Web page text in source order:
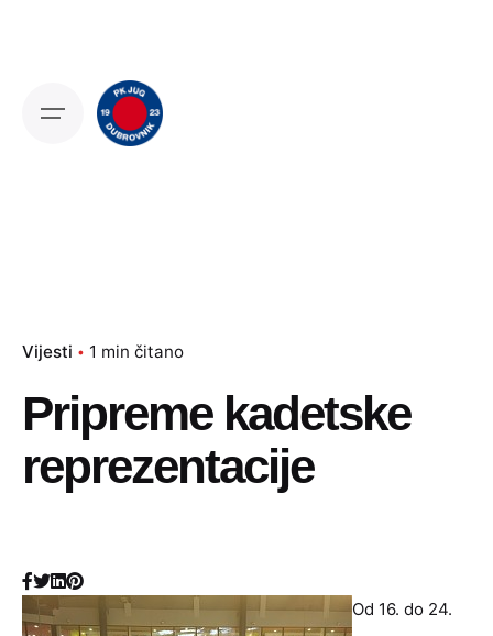
Vijesti 1 min čitano
Pripreme kadetske
reprezentacije
Od 16. do 24.